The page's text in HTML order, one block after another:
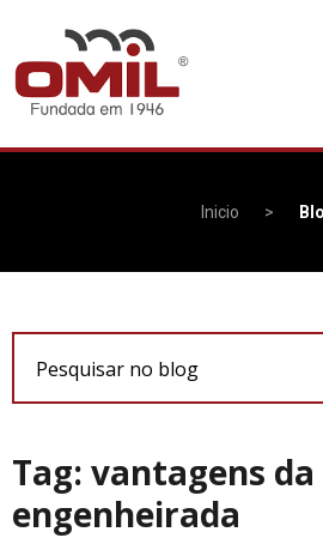
Inicio >
Tag: vantagens
engenheirada
Pesquisar no blog